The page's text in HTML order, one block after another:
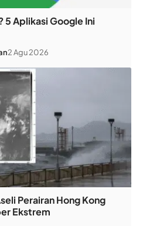
5 Aplikasi Google Ini
2 Agu 2026
Perairan Hong Kong
Ekstrem